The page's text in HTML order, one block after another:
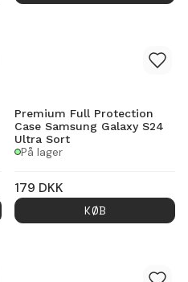
Premium Full Protection
Case Samsung Galaxy S24
Ultra Sort
På lager
179 DKK
KØB